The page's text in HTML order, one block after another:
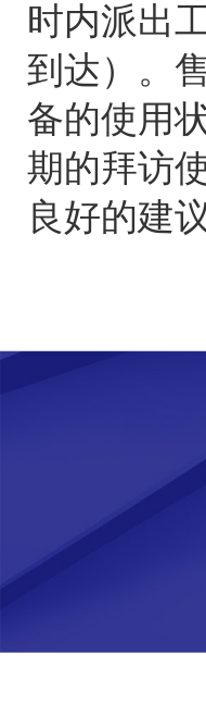
时内派出
到达）。
备的使用
期的拜访
良好的建议